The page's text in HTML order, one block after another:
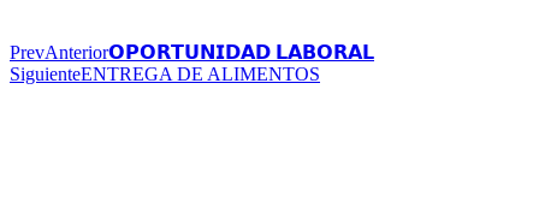
PrevAnterior𝗢𝗣𝗢𝗥𝗧𝗨𝗡𝗜𝗗𝗔𝗗 𝗟𝗔𝗕𝗢𝗥𝗔𝗟
SiguienteENTREGA DE ALIMENTOS